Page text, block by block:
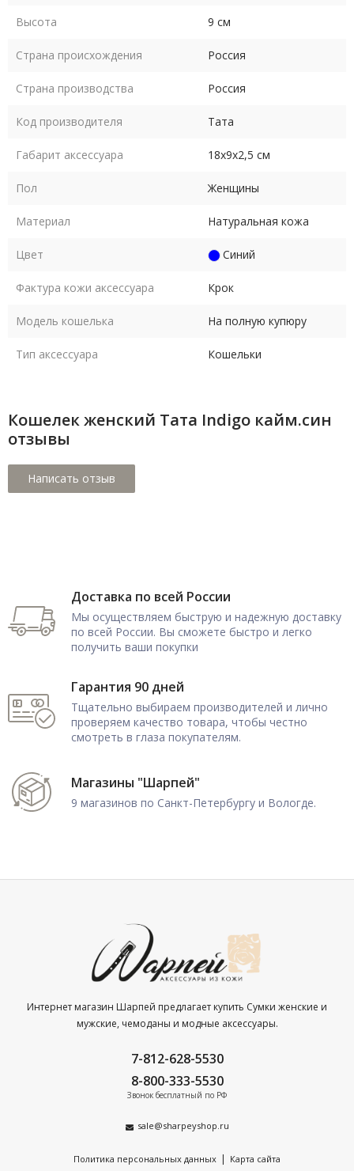
Высота 9 см
Страна происхождения Россия
Страна производства Россия
Код производителя Тата
Габарит аксессуара 18х9х2,5 см
Пол Женщины
Материал Натуральная кожа
Цвет Синий
Фактура кожи аксессуара Крок
Модель кошелька На полную купюру
Тип аксессуара Кошельки
Кошелек женский Тата Indigo кайм.син
отзывы
Доставка по всей России
Мы осуществляем быструю и надежную доставку
по всей России. Вы сможете быстро и легко
получить ваши покупки
Гарантия 90 дней
Тщательно выбираем производителей и лично
проверяем качество товара, чтобы честно
смотреть в глаза покупателям.
Магазины "Шарпей"
9 магазинов по Санкт-Петербургу и Вологде.
Интернет магазин Шарпей предлагает купить Сумки женские и
мужские, чемоданы и модные аксессуары.
7-812-628-5530
8-800-333-5530
Звонок бесплатный по РФ
sale@sharpeyshop.ru
Политика персональных данных | Карта сайта